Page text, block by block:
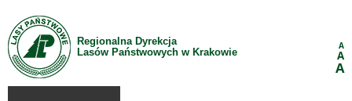
Przejdź do treści
Regionalna Dyrekcja
Lasów Państwowych w Krakowie
A
A
A